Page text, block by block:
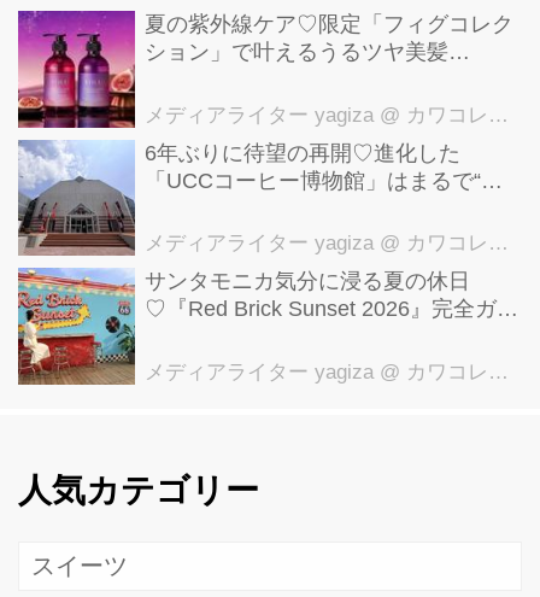
夏の紫外線ケア♡限定「フィグコレク
ション」で叶えるうるツヤ美髪
メディアライター yagiza @ カワコレメディア編集部
6年ぶりに待望の再開♡進化した
「UCCコーヒー博物館」はまるで“コ
貌を公開
メディアライター yagiza @ カワコレメディア編集部
サンタモニカ気分に浸る夏の休日
♡『Red Brick Sunset 2026』完全ガイ
メディアライター yagiza @ カワコレメディア編集部
人気カテゴリー
スイーツ